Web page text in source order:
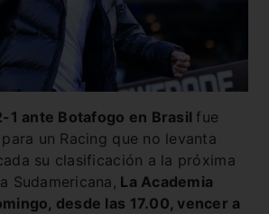
1 ante Botafogo en Brasil fue
un Racing que no levanta
su clasificación a la próxima
Sudamericana, La Academia
desde las 17.00, vencer a